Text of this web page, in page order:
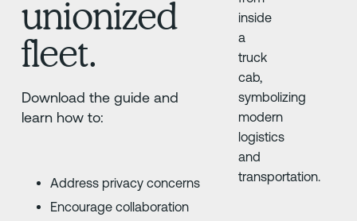
unionized
fleet.
Download the guide and
learn how to:
Address privacy concerns
Encourage collaboration